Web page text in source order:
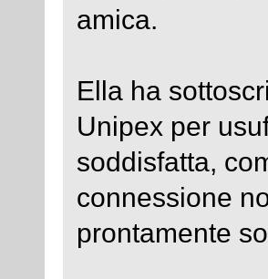
amica.
Ella ha
Unipex per
soddisfatta,
connessione
prontamente